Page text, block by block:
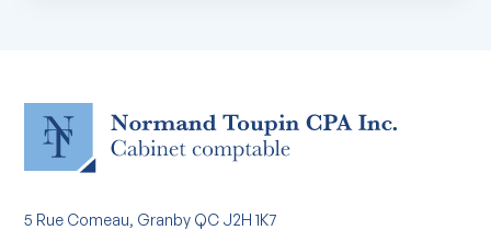
5 Rue Comeau, Granby QC J2H 1K7